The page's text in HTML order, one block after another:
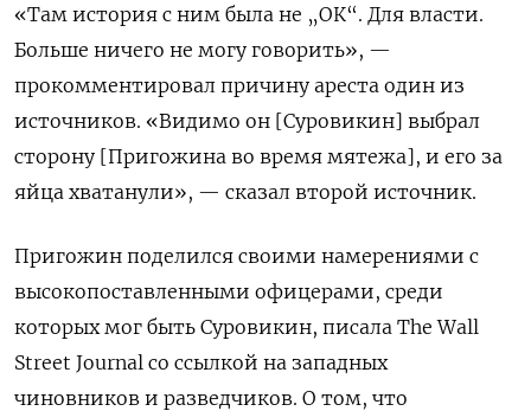
«Там история с ним была не „ОК“. Для власти.
Больше ничего не могу говорить», —
прокомментировал причину ареста один из
источников. «Видимо он [Суровикин] выбрал
сторону [Пригожина во время мятежа], и его за
яйца хватанули», — сказал второй источник.
Пригожин поделился своими намерениями с
высокопоставленными офицерами, среди
которых мог быть Суровикин, писала The Wall
Street Journal со ссылкой на западных
чиновников и разведчиков. О том, что